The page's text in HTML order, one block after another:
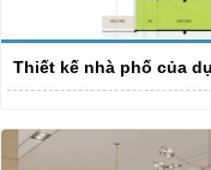
Thiết kế nhà phố của